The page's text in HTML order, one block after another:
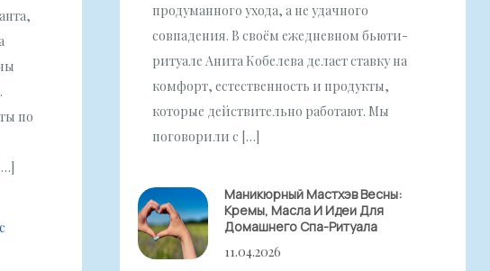
по
продуманного ухода, а не удачного
совпадения. В своём ежедневном бьюти-
ритуале Анита Кобелева делает ставку на
комфорт, естественность и продукты,
которые действительно работают. Мы
поговорили с […]
Маникюрный Мастхэв Весны:
Кремы, Масла И Идеи Для
Домашнего Спа-Ритуала
11.04.2026